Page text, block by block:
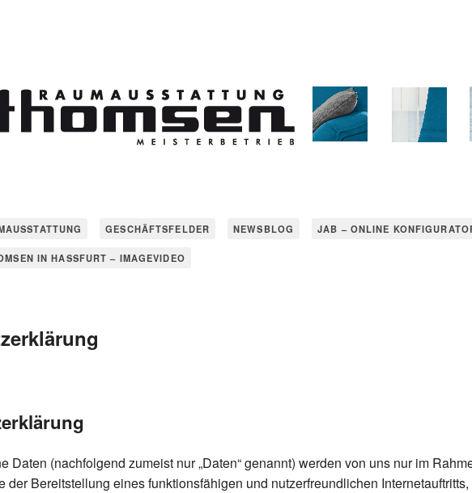
GESCHÄFTSFELDER NEWSBLOG JAB – ONLINE
IN HASSFURT – IMAGEVIDEO
Daten (nachfolgend zumeist nur „Daten“ genannt) werden von uns nur im
der Bereitstellung eines funktionsfähigen und nutzerfreundlichen